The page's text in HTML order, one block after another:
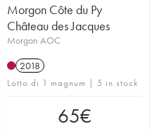
Morgon Côte du Py
Château des Jacques
Morgon AOC
2018
Lotto di 1 magnum | 5 in stock
65€